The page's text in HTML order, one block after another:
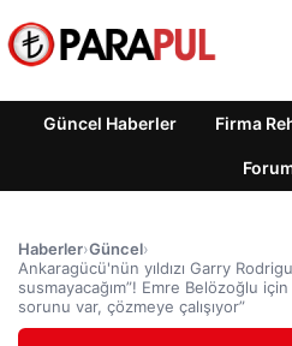
Güncel Haberler Firma
Haberler›Güncel›
Ankaragücü'nün yıldızı Garry
susmayacağım”! Emre Belözoğlu
sorunu var, çözmeye çalışıyor”